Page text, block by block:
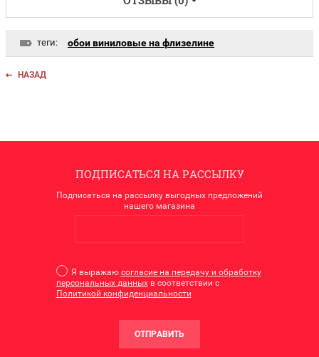
теги: обои виниловые на флизелине
НАЗАД
ПОДПИСАТЬСЯ НА РАССЫЛКУ
Подписаться на рассылку выгодных предложений
нашего магазина
Я выражаю согласие на передачу и обработку
персональных данныхв соответствии с
Политикой конфиденциальности
ОТПРАВИТЬ